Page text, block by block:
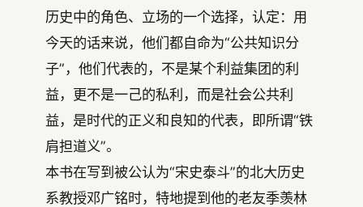
历史中的角色、立场的一个选择，认定：用
今天的话来说，他们都自命为“公共知识分
子”，他们代表的，不是某个利益集团的利
益，更不是一己的私利，而是社会公共利
益，是时代的正义和良知的代表，即所谓“铁
肩担道义”。
本书在写到被公认为“宋史泰斗”的北大历史
系教授邓广铭时，特地提到他的老友季羡林